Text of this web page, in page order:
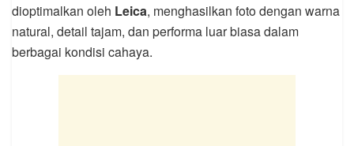
dioptimalkan oleh Leica, menghasilkan foto dengan warna
natural, detail tajam, dan performa luar biasa dalam
berbagai kondisi cahaya.